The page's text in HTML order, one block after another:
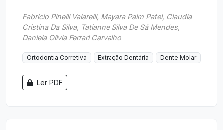
Fabrício Pinelli Valarelli, Mayara Paim Patel, Claudia
Cristina Da Silva, Tatianne Silva De Sá Mendes,
Daniela Olivia Ferrari Carvalho
Ortodontia Corretiva Extração Dentária Dente Molar
Ler PDF